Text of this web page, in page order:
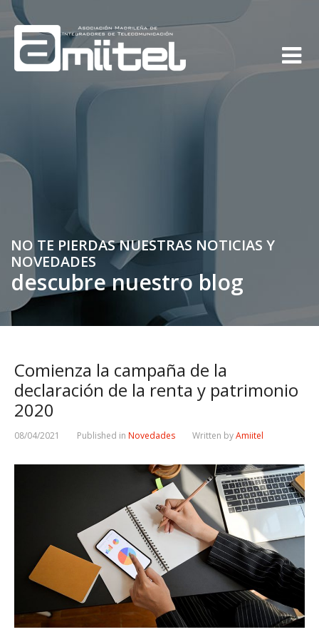
NO TE PIERDAS NUESTRAS NOTICIAS Y
NOVEDADES
descubre nuestro blog
Comienza la campaña de la
declaración de la renta y patrimonio
2020
08/04/2021 Published in Novedades Written byAmiitel